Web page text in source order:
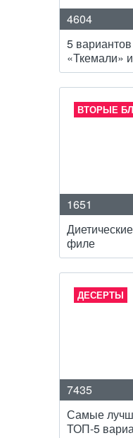
4604
5
«Ткемали»
ВТОРЫЕ
1651
филе
ДЕСЕРТЫ
7435
Самые
ТОП-5